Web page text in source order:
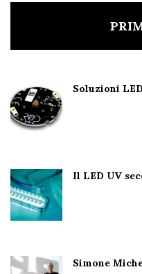
Soluzioni
Il LED UV
Simone